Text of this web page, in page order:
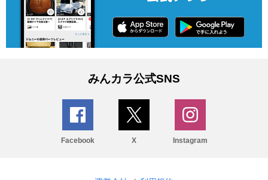
みんカラ公式SNS
Facebook X Instagram